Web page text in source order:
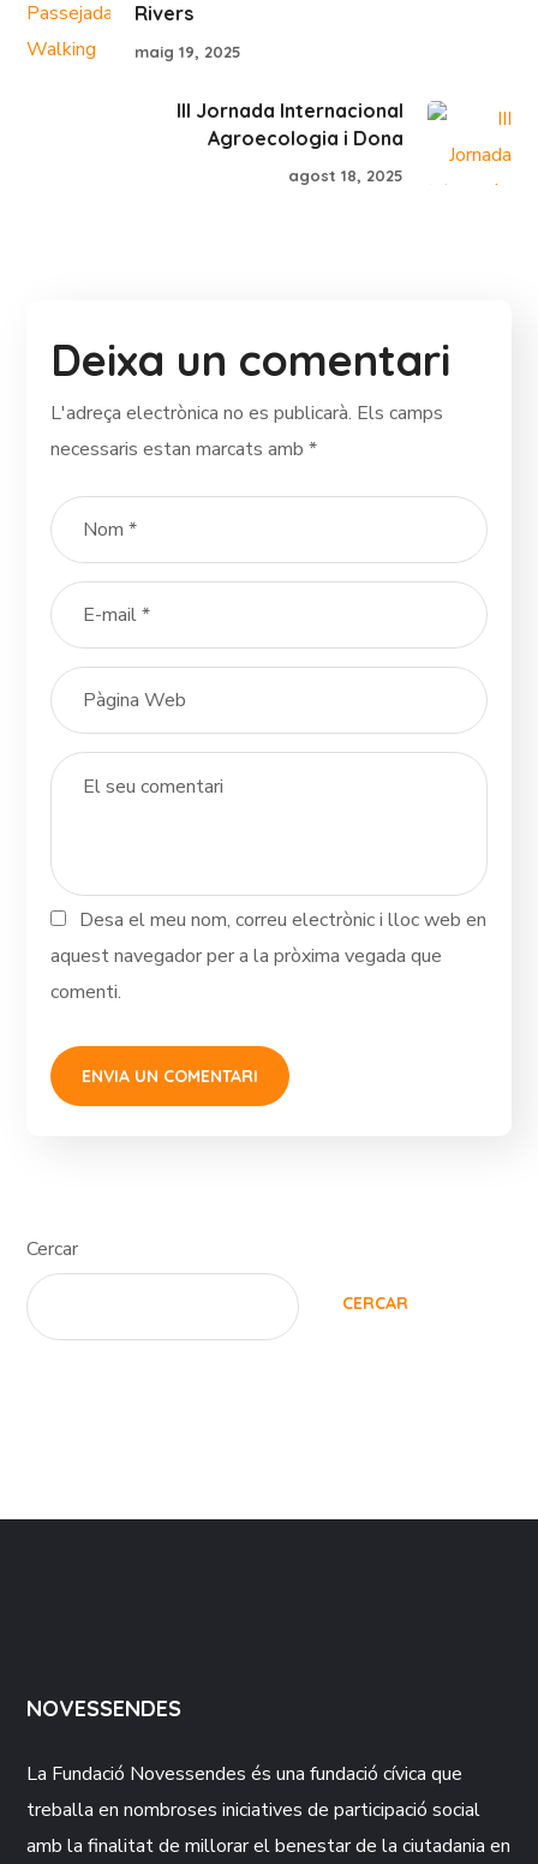
Rivers
maig 19, 2025
III Jornada Internacional
Agroecologia i Dona
agost 18, 2025
Deixa un comentari
L'adreça electrònica no es publicarà. Els camps
necessaris estan marcats amb*
Desa el meu nom, correu electrònic i lloc web en
aquest navegador per a la pròxima vegada que
comenti.
Cercar
CERCAR
NOVESSENDES
La Fundació Novessendes és una fundació cívica que
treballa en nombroses iniciatives de participació social
amb la finalitat de millorar el benestar de la ciutadania en